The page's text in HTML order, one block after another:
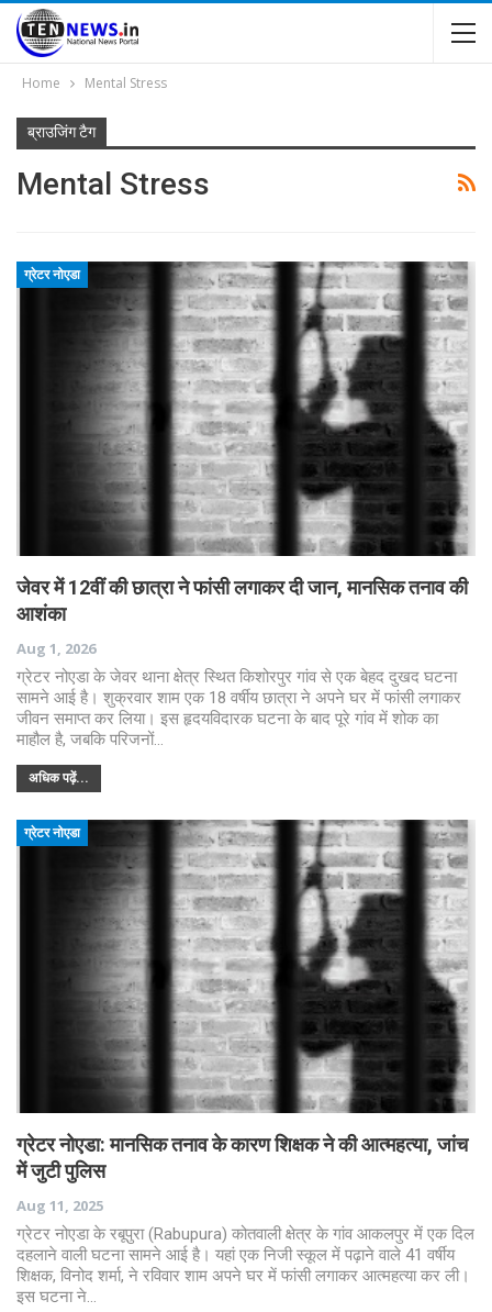
Home Mental Stress
ब्राउजिंग टैग
Mental Stress
ग्रेटर नोएडा
जेवर में 12वीं की छात्रा ने फांसी लगाकर दी जान, मानसिक तनाव की
आशंका
Aug 1, 2026
ग्रेटर नोएडा के जेवर थाना क्षेत्र स्थित किशोरपुर गांव से एक बेहद दुखद घटना
सामने आई है। शुक्रवार शाम एक 18 वर्षीय छात्रा ने अपने घर में फांसी लगाकर
जीवन समाप्त कर लिया। इस हृदयविदारक घटना के बाद पूरे गांव में शोक का
माहौल है, जबकि परिजनों…
अधिक पढ़ें...
ग्रेटर नोएडा
ग्रेटर नोएडा: मानसिक तनाव के कारण शिक्षक ने की आत्महत्या, जांच
में जुटी पुलिस
Aug 11, 2025
ग्रेटर नोएडा के रबूपुरा (Rabupura) कोतवाली क्षेत्र के गांव आकलपुर में एक दिल
दहलाने वाली घटना सामने आई है। यहां एक निजी स्कूल में पढ़ाने वाले 41 वर्षीय
शिक्षक, विनोद शर्मा, ने रविवार शाम अपने घर में फांसी लगाकर आत्महत्या कर ली।
इस घटना ने…